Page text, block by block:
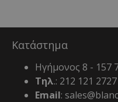
Κατάστημα
Ηγήμονος 8 - 157
Τηλ.: 212 121
Email: